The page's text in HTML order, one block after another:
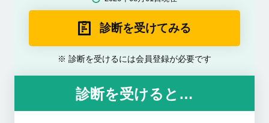
診断を受けてみる
診断を受けるには会員登録が必要です
診断を受けると…